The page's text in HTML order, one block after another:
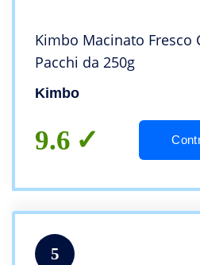
Kimbo Macinato Fresco
Pacchi da 250g
Kimbo
9.6
5